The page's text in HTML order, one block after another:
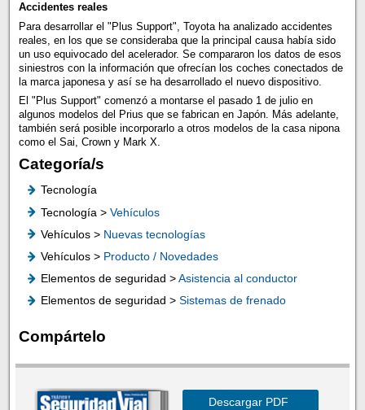
Accidentes reales
Para desarrollar el "Plus Support", Toyota ha analizado accidentes
reales, en los que se consideraba que la principal causa había sido
un uso equivocado del acelerador. Se compararon los datos de esos
siniestros con la información que ofrecían los coches conectados de
la marca japonesa y así se ha desarrollado el nuevo dispositivo.
El "Plus Support" comenzó a montarse el pasado 1 de julio en
algunos modelos del Prius que se fabrican en Japón. Más adelante,
también será posible incorporarlo a otros modelos de la casa nipona
como el Sai, Crown y Mark X.
Categoría/s
Tecnología
Tecnología > Vehículos
Vehículos > Nuevas tecnologías
Vehículos > Producto / Novedades
Elementos de seguridad >Asistencia al conductor
Elementos de seguridad > Sistemas de frenado
Compártelo
Descargar PDF